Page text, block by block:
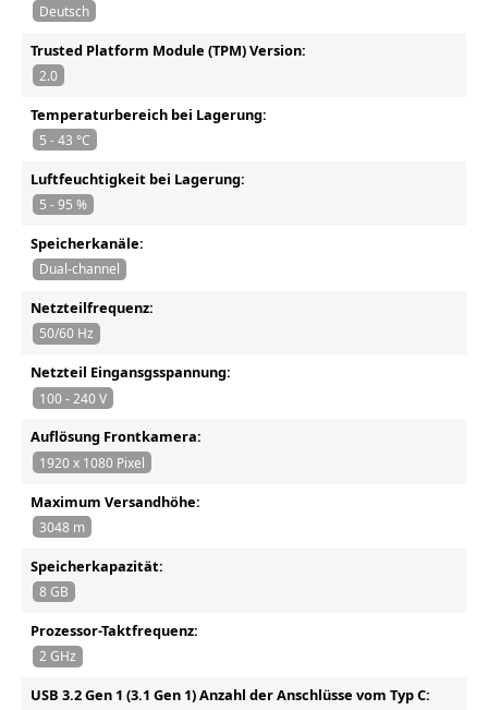
Deutsch
Trusted Platform Module (TPM) Version:
2.0
Temperaturbereich bei Lagerung:
5 - 43 °C
Luftfeuchtigkeit bei Lagerung:
5 - 95 %
Speicherkanäle:
Dual-channel
Netzteilfrequenz:
50/60 Hz
Netzteil Eingansgsspannung:
100 - 240 V
Auflösung Frontkamera:
1920 x 1080 Pixel
Maximum Versandhöhe:
3048 m
Speicherkapazität:
8 GB
Prozessor-Taktfrequenz:
2 GHz
USB 3.2 Gen 1 (3.1 Gen 1) Anzahl der Anschlüsse vom Typ C: